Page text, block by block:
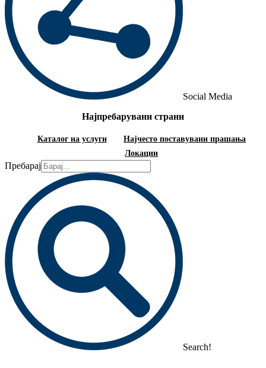
Social Media
Најпребарувани страни
Каталог на услуги
Најчесто поставувани прашања
Локации
Пребарај
Search!